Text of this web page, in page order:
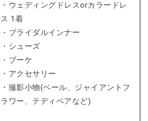
・ウェディングドレスorカラードレ
ス 1着
・ブライダルインナー
・シューズ
・ブーケ
・アクセサリー
・撮影小物(ベール、ジャイアントフ
ラワー、テディベアなど)